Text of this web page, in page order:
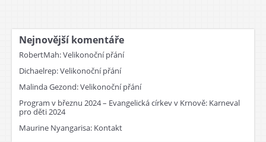
Nejnovější komentáře
RobertMah:Velikonoční přání
Dichaelrep:Velikonoční přání
Malinda Gezond:Velikonoční přání
Program v březnu 2024 – Evangelická církev v Krnově: Karneval
pro děti 2024
Maurine Nyangarisa: Kontakt